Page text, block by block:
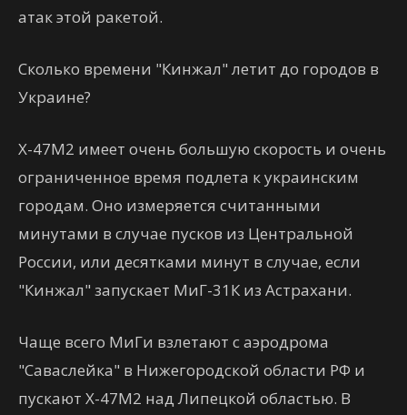
атак этой ракетой.
Сколько времени "Кинжал" летит до городов в
Украине?
Х-47М2 имеет очень большую скорость и очень
ограниченное время подлета к украинским
городам. Оно измеряется считанными
минутами в случае пусков из Центральной
России, или десятками минут в случае, если
"Кинжал" запускает МиГ-31К из Астрахани.
Чаще всего МиГи взлетают с аэродрома
"Саваслейка" в Нижегородской области РФ и
пускают Х-47М2 над Липецкой областью. В